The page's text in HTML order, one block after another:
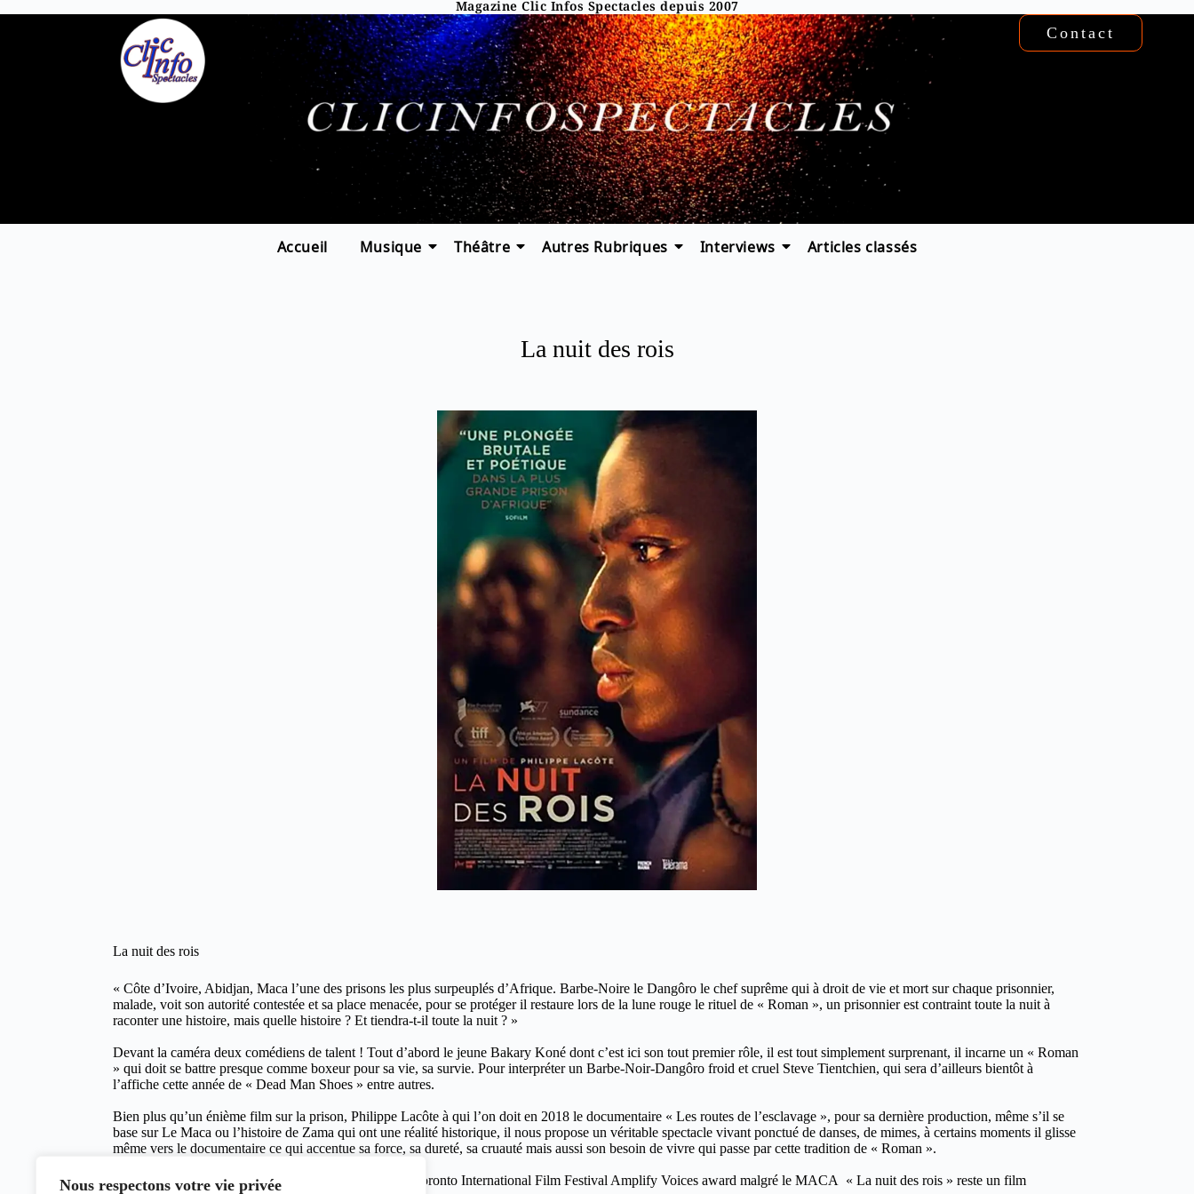
Nous respectons votre vie privée
Magazine Clic Infos Spectacles depuis 2007
Contact
Accueil Musique Théâtre Autres Rubriques Interviews Articles classés
La nuit des rois
La nuit des rois
« Côte d’Ivoire, Abidjan, Maca l’une des prisons les plus surpeuplés d’Afrique. Barbe-Noire le Dangôro le chef suprême qui à droit de vie et mort sur chaque prisonnier,
malade, voit son autorité contestée et sa place menacée, pour se protéger il restaure lors de la lune rouge le rituel de « Roman », un prisonnier est contraint toute la nuit à
raconter une histoire, mais quelle histoire ? Et tiendra-t-il toute la nuit ? »
Devant la caméra deux comédiens de talent ! Tout d’abord le jeune Bakary Koné dont c’est ici son tout premier rôle, il est tout simplement surprenant, il incarne un « Roman
» qui doit se battre presque comme boxeur pour sa vie, sa survie. Pour interpréter un Barbe-Noir-Dangôro froid et cruel Steve Tientchien, qui sera d’ailleurs bientôt à
l’affiche cette année de « Dead Man Shoes » entre autres.
Bien plus qu’un énième film sur la prison, Philippe Lacôte à qui l’on doit en 2018 le documentaire « Les routes de l’esclavage », pour sa dernière production, même s’il se
base sur Le Maca ou l’histoire de Zama qui ont une réalité historique, il nous propose un véritable spectacle vivant ponctué de danses, de mimes, à certains moments il glisse
même vers le documentaire ce qui accentue sa force, sa dureté, sa cruauté mais aussi son besoin de vivre qui passe par cette tradition de « Roman ».
Présenté dans de nombreux festivals et primé dont au Toronto International Film Festival Amplify Voices award malgré le MACA « La nuit des rois » reste un film